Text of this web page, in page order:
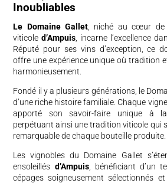
Inoubliables
Le Domaine Gallet , niché au cœur de
viticoled’Ampuis , incarne l’excellence
Réputé pour ses vins d’exception, ce
offre une expérience unique où tradition
harmonieusement.
Fondé il y a plusieurs générations, le
d’une riche histoire familiale. Chaque
apporté son savoir-faire unique à
perpétuant ainsi une tradition viticole qui
remarquable de chaque bouteille produite.
Les vignobles du Domaine Gallet
ensoleillés d’Ampuis, bénéficiant d’un
cépages soigneusement sélectionnés